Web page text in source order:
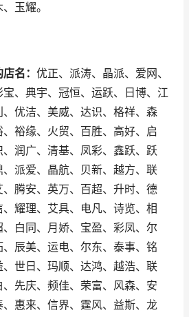
玉耀。
名： 优正、派涛、晶派、爱网、
、典宇、冠恒、运跃、日博、江
优洁、美威、达识、格祥、森
裕缘、火贸、百胜、高好、启
润广、清基、凤彩、鑫跃、跃
派爱、晶航、贝新、越方、联
腾安、英万、百超、升时、德
耀理、艾具、电凡、诗览、相
白同、月娇、宝盈、彩凤、尔
辰美、运电、尔东、泰事、铭
世日、玛顺、达鸿、越浩、联
先庆、频佳、荣富、风森、安
惠来、信界、霆风、益斯、龙